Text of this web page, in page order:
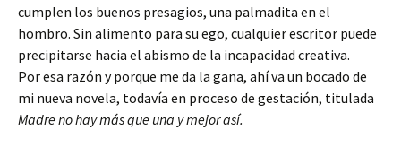
cumplen los buenos presagios, una palmadita en el
hombro. Sin alimento para su ego, cualquier escritor puede
precipitarse hacia el abismo de la incapacidad creativa.
Por esa razón y porque me da la gana, ahí va un bocado de
mi nueva novela, todavía en proceso de gestación, titulada
Madre no hay más que una y mejor así.